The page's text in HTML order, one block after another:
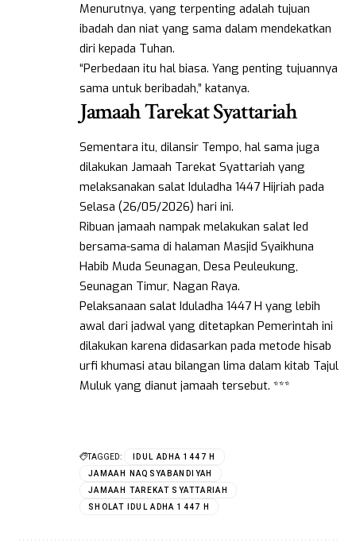
Menurutnya, yang terpenting adalah tujuan
ibadah dan niat yang sama dalam mendekatkan
diri kepada Tuhan.
“Perbedaan itu hal biasa. Yang penting tujuannya
sama untuk beribadah,” katanya.
Jamaah Tarekat Syattariah
Sementara itu, dilansir Tempo, hal sama juga
dilakukan Jamaah Tarekat Syattariah yang
melaksanakan salat Iduladha 1447 Hijriah pada
Selasa (26/05/2026) hari ini.
Ribuan jamaah nampak melakukan salat Ied
bersama-sama di halaman Masjid Syaikhuna
Habib Muda Seunagan, Desa Peuleukung,
Seunagan Timur, Nagan Raya.
Pelaksanaan salat Iduladha 1447 H yang lebih
awal dari jadwal yang ditetapkan Pemerintah ini
dilakukan karena didasarkan pada metode hisab
urfi khumasi atau bilangan lima dalam kitab Tajul
Muluk yang dianut jamaah tersebut. ***
TAGGED:
IDUL ADHA 1447 H
JAMAAH NAQSYABANDIYAH
JAMAAH TAREKAT SYATTARIAH
SHOLAT IDUL ADHA 1447 H